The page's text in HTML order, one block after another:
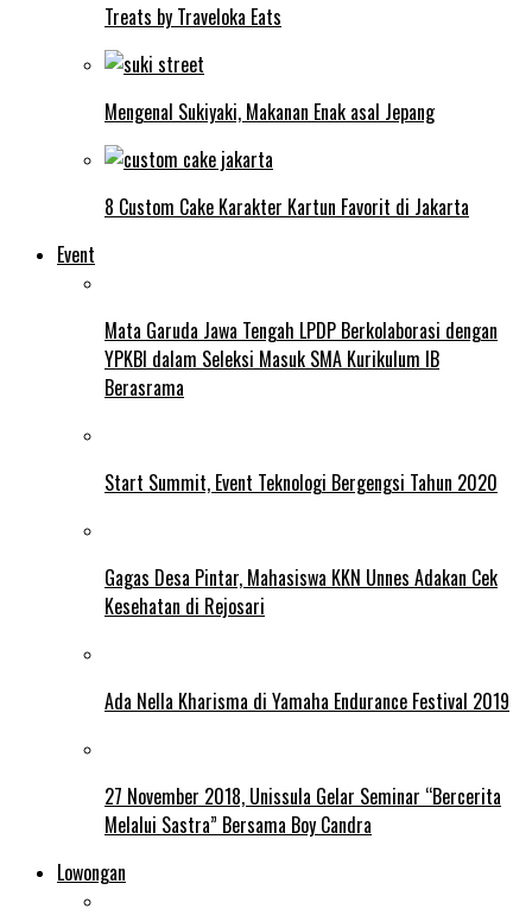
Treats by Traveloka Eats
Mengenal Sukiyaki, Makanan Enak asal Jepang
8 Custom Cake Karakter Kartun Favorit di Jakarta
Event
Mata Garuda Jawa Tengah LPDP Berkolaborasi dengan
YPKBI dalam Seleksi Masuk SMA Kurikulum IB
Berasrama
Start Summit, Event Teknologi Bergengsi Tahun 2020
Gagas Desa Pintar, Mahasiswa KKN Unnes Adakan Cek
Kesehatan di Rejosari
Ada Nella Kharisma di Yamaha Endurance Festival 2019
27 November 2018, Unissula Gelar Seminar “Bercerita
Melalui Sastra” Bersama Boy Candra
Lowongan